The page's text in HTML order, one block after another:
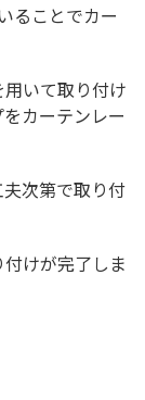
ることでカー
いて取り付け
カーテンレー
次第で取り付
けが完了しま